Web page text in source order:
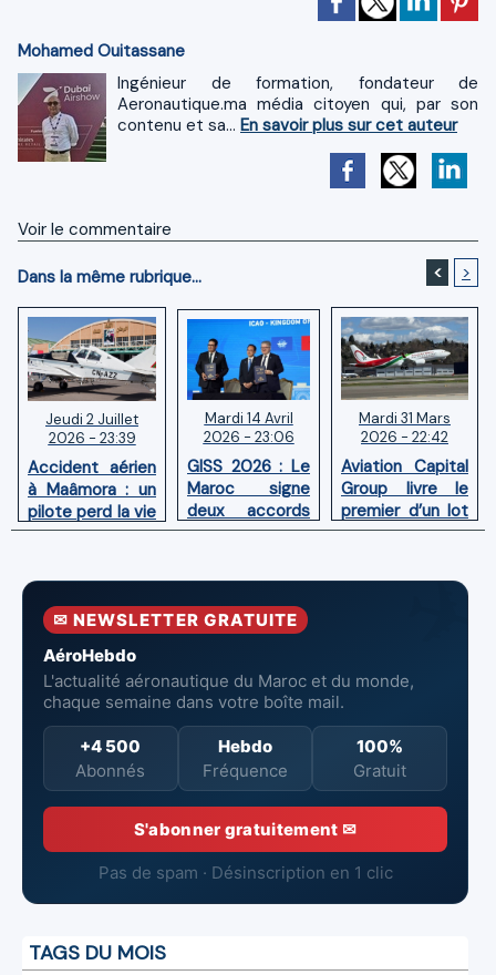
Mohamed Ouitassane
Ingénieur de formation, fondateur de
Aeronautique.ma média citoyen qui, par son
contenu et sa... En savoir plus sur cet auteur
Voir le commentaire
Dans la même rubrique... < >
Jeudi 2 Juillet
2026 - 23:39
Accident aérien
à Maâmora : un
pilote perd la vie
en combat
incendie
Mardi 14 Avril
2026 - 23:06
GISS 2026 : Le
Maroc signe
deux accords
avec l'OACI
la surveillance
aériennes.
Mardi 31 Mars
2026 - 22:42
Aviation Capital
Group livre le
premier d’un lot
de six Boeing
neufs à Royal Air
✉ NEWSLETTER GRATUITE
AéroHebdo
L'actualité aéronautique du Maroc et du monde,
chaque semaine dans votre boîte mail.
+4 500
Abonnés
Hebdo
Fréquence
100%
Gratuit
S'abonner gratuitement ✉
Pas de spam · Désinscription en 1 clic
TAGS DU MOIS